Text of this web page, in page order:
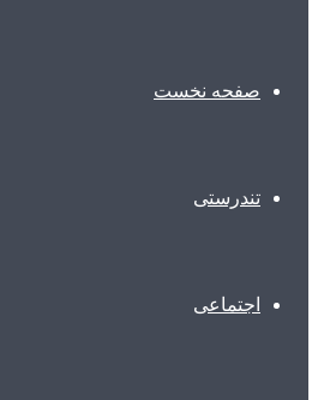
صفحه نخست
تندرستی
اجتماعی